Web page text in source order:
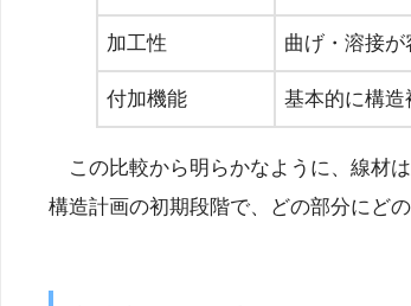
加工性 曲げ・溶接
付加機能 基本的に構造
この比較から明らかなように、線材
構造計画の初期段階で、どの部分にど